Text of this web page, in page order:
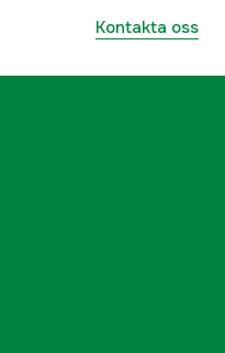
Kontakta oss